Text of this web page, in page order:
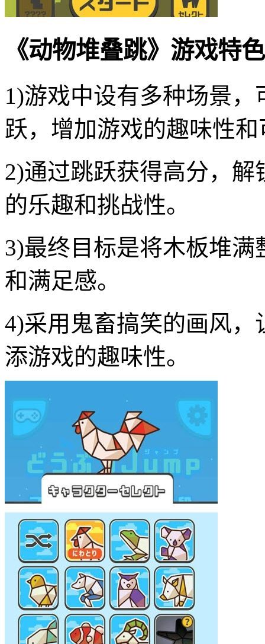
《动物堆叠跳》游戏特
1)游戏中设有多种场景
跃，增加游戏的趣味性
2)通过跳跃获得高分，
的乐趣和挑战性。
3)最终目标是将木板堆
和满足感。
4)采用鬼畜搞笑的画风
添游戏的趣味性。